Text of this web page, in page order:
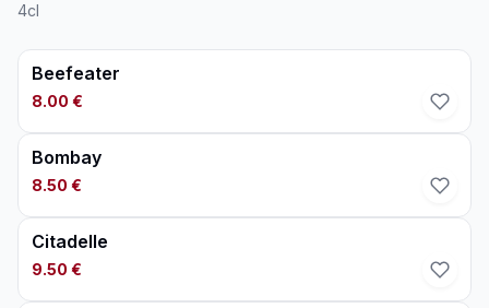
4cl
Beefeater
8.00 €
Bombay
8.50 €
Citadelle
9.50 €